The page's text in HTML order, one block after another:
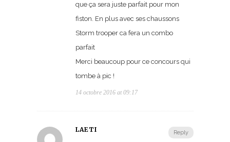
que ça sera juste parfait pour mon
fiston. En plus avec ses chaussons
Storm trooper ca fera un combo
parfait
Merci beaucoup pour ce concours qui
tombe à pic !
14 octobre 2016 at 09:17
Reply
LAETI